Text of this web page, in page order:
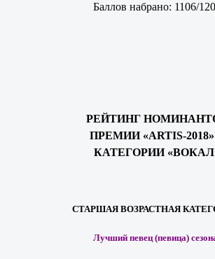
Баллов набрано: 1106/
РЕЙТИНГ
ПРЕМИИ «ARTIS-
КАТЕГОРИИ
СТАРШАЯ ВОЗРАСТНАЯ
Лучший певец (певица)